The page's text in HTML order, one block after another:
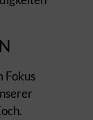
Fokus